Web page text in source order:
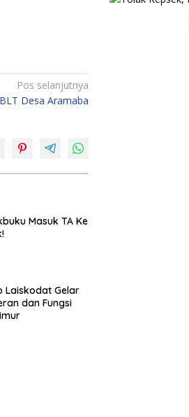
Pos selanjutnya
Desa Aramaba
Masuk TA Ke
Laiskodat Gelar
dan Fungsi